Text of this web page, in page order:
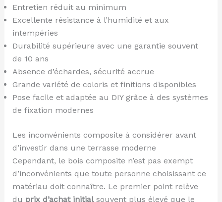
Entretien réduit au minimum
Excellente résistance à l’humidité et aux
intempéries
Durabilité supérieure avec une garantie souvent
de 10 ans
Absence d’échardes, sécurité accrue
Grande variété de coloris et finitions disponibles
Pose facile et adaptée au DIY grâce à des systèmes
de fixation modernes
Les inconvénients composite à considérer avant
d’investir dans une terrasse moderne
Cependant, le bois composite n’est pas exempt
d’inconvénients que toute personne choisissant ce
matériau doit connaître. Le premier point relève
du prix d’achat initialsouvent plus élevé que le